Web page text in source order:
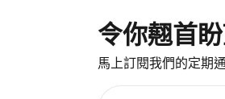
令你翹首
馬上訂閱我們的定期